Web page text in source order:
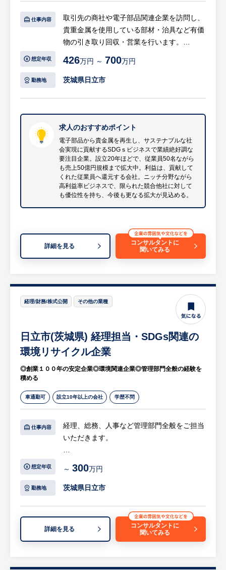
仕事内容
取引先の商社や電子部品関連企業を訪問し、
貴重金属を使用している部材・治具など有価
物の引き取り回収・営業を行います。
【具体的には…】
・既存取引先への深耕営業がメイン
・担当の顧客と定期的に時間をかけて信頼関
係を構築
・訪問・営業スケジュールは自身で調整・計
画
・営業エリアは県内および近県まで
・１日の訪問数は５～６件程度（社有車で直
行直帰が可能）
・ゆくゆくは、一部、新規営業あり（取引先
等
※モノを売る営業ではなく、有価金属を含む
ど）を買い取る営業です。
つまり、自社あるいは自分を通して「いかに
お客様に儲けてもらうか、喜んでもらうか」
※入社後は、事業理解を深めて頂くため、一
定期間、製造部署の経験を積んでいただきま
す。
・グローバルに貢献できるビジネスを展開！
社会貢献性の大きな事業！
に部品として利用され、モバイル機器や電気
自動車の普及とともに、今後、益々消費が拡
大する一方で、近い将来にそれらの資源が枯
渇することが確実視され、地球規模の問題と
同社の再生ビジネスは、資源枯渇に対する解
れる事業を展開しています。
・世の中に求められるビジネス故に、業績も
想定年収 426万円 ～ 700万円
勤務地 茨城県日立市
求人のおすすめポイント
電子部品から貴金属を再生し、サステナブルな社
会実現に貢献するSDGｓビジネスで業績絶好調な
要注目企業。設立20年ほどで、従業員50名ながら
も売上50億円規模まで拡大中。利益は、貢献して
くれた従業員へ還元する会社。ニッチ分野ながら
高利益率ビジネスで、限られた競合他社に対して
も優位性を持ち、今後も更なる拡大が見込める。
詳細を見る
コンサルタントに
聞いてみる
経理/財務/株式公開 その他の業種
日立市(茨城県) 経理担当・SDGs関連の
環境リサイクル企業
◎創業１００年の安定企業◎環境関連企業◎管理部門全般の経験を
積める
車通勤可 設立10年以上の会社 学歴不問
仕事内容
経理、総務、人事など管理部門全般をご担当
いただきます。
・社内の総務部門や経理部門等で使用する各
種データの取りまとめ
・PCでのエクセル操作（データ入力からグ
ラフができる方）
想定年収 ～ 300万円
勤務地 茨城県日立市
詳細を見る
コンサルタントに
聞いてみる